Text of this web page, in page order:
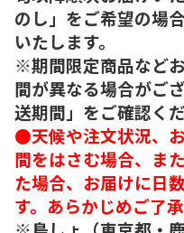
のし」をご希望の場
いたします。
※期間限定商品など
間が異なる場合がご
送期間」をご確認くだ
●天候や注文状況、
間をはさむ場合、ま
た場合、お届けに日
す。あらかじめご了承